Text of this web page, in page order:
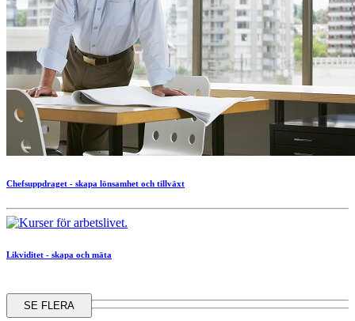
Chefsuppdraget - skapa lönsamhet och tillväxt
Likviditet - skapa och mäta
SE FLERA